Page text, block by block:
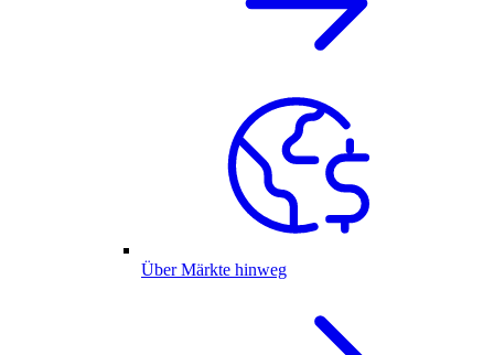
Über Märkte hinweg